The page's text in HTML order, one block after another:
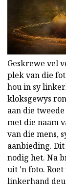
Geskrewe vel
plek van die
hou in sy
kloksgewys
aan die
met die naam
van die mens,
aanbieding.
nodig het. Na
uit 'n foto.
linkerhand